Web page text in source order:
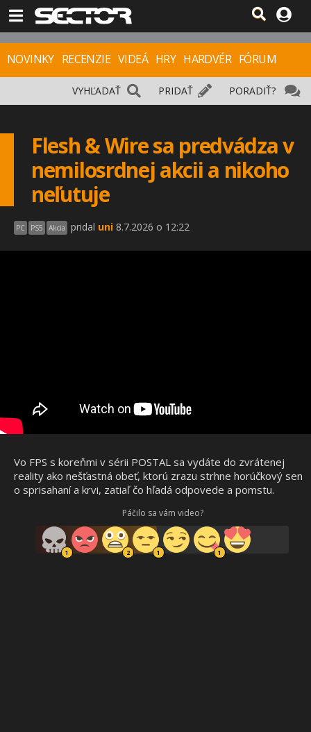
NOVINKY RECENZIE VIDEÁ HRY HARDVÉR FÓRUM
PORADIŤ?
PRIDAŤ
VYHĽADAŤ
Flesh & Wire sa predvádza v
nemilosrdnej akcii a nikoho
neľutuje
PC PS5 Akcia pridal uni 8.7.2026 o 12:22
Vo FPS s koreňmi v sérii POSTAL sa vydáte do zvrátenej
reality ako nešťastná obeť, ktorú zrazu strhne horúčkový sen
o sprisahaní a krvi, zatiaľ čo hľadá odpovede a pomstu.
Páčilo sa vám video?